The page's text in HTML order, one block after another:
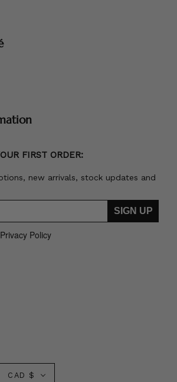
FIRST ORDER:
new arrivals, stock updates and
SIGN UP
Policy
CAD $